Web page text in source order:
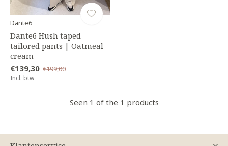
Dante6
Dante6 Hush taped
tailored pants | Oatmeal
cream
€139,30 €199,00
Incl. btw
Seen 1 of the 1 products